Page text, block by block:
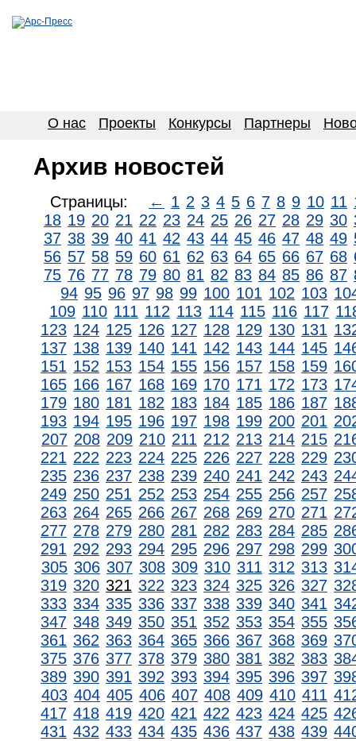
О нас Проекты Конкурсы Партнеры
Архив новостей
Страницы: ← 1 2 3 4 5 6 7 8 9 10 11
18 19 20 21 22 23 24 25 26 27 28 29 30
37 38 39 40 41 42 43 44 45 46 47 48 49
56 57 58 59 60 61 62 63 64 65 66 67 68
75 76 77 78 79 80 81 82 83 84 85 86 87
94 95 96 97 98 99 100 101 102 103
109 110 111 112 113 114 115 116 117
123 124 125 126 127 128 129 130 131
137 138 139 140 141 142 143 144 145
151 152 153 154 155 156 157 158 159
165 166 167 168 169 170 171 172 173
179 180 181 182 183 184 185 186 187
193 194 195 196 197 198 199 200 201
207 208 209 210 211 212 213 214 215
221 222 223 224 225 226 227 228 229
235 236 237 238 239 240 241 242 243
249 250 251 252 253 254 255 256 257
263 264 265 266 267 268 269 270 271
277 278 279 280 281 282 283 284 285
291 292 293 294 295 296 297 298 299
305 306 307 308 309 310 311 312 313
319 320 321 322 323 324 325 326 327
333 334 335 336 337 338 339 340 341
347 348 349 350 351 352 353 354 355
361 362 363 364 365 366 367 368 369
375 376 377 378 379 380 381 382 383
389 390 391 392 393 394 395 396 397
403 404 405 406 407 408 409 410 411
417 418 419 420 421 422 423 424 425
431 432 433 434 435 436 437 438 439